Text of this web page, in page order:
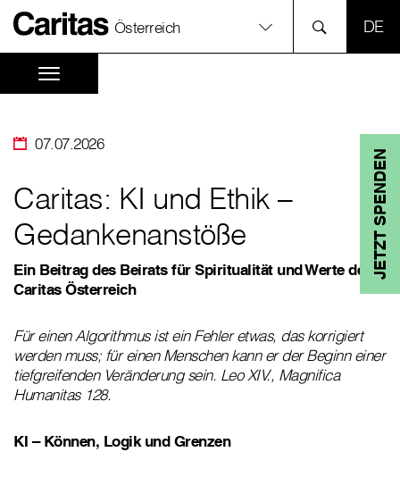
Österreich
JETZT SPENDEN
07.07.2026
Caritas: KI und Ethik –
Gedankenanstöße
Ein Beitrag des Beirats für Spiritualität und Werte der
Caritas Österreich
Für einen Algorithmus ist ein Fehler etwas, das korrigiert
werden muss; für einen Menschen kann er der Beginn einer
tiefgreifenden Veränderung sein. Leo XIV., Magnifica
Humanitas 128.
KI – Können, Logik und Grenzen